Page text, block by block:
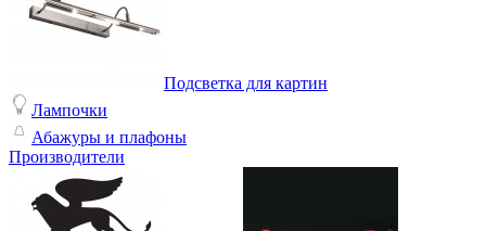
Подсветка для картин
Лампочки
Абажуры и плафоны
Производители